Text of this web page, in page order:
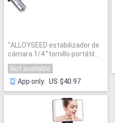
"ALLOYSEED estabilizador de
cámara 1/4 "tornillo portátil
Handle Grip Steadicam
estabilizador para GoPro SLR
DSLR videocámara DV"
Not available
App only: US $40.97